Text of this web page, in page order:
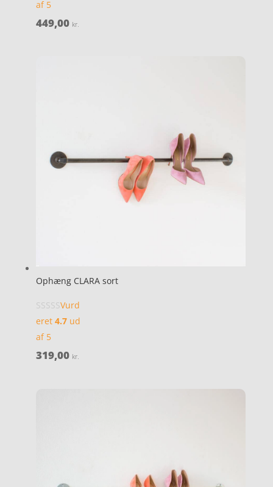
af 5
449,00 kr.
Ophæng CLARA sort
Vurd
eret 4.7ud
af 5
319,00 kr.